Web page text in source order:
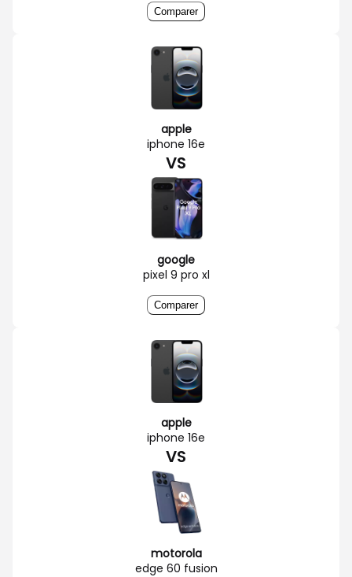
Comparer
apple
iphone 16e
VS
google
pixel 9 pro xl
Comparer
apple
iphone 16e
VS
motorola
edge 60 fusion